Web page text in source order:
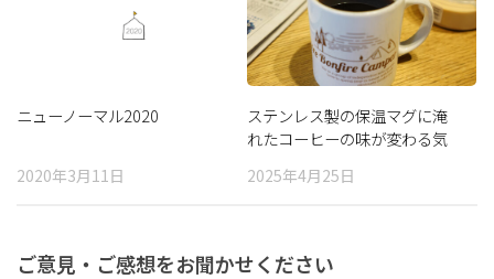
ニューノーマル2020
2020年3月11日
ステンレス製の保温マグに淹
れたコーヒーの味が変わる気
2025年4月25日
ご意見・ご感想をお聞かせください